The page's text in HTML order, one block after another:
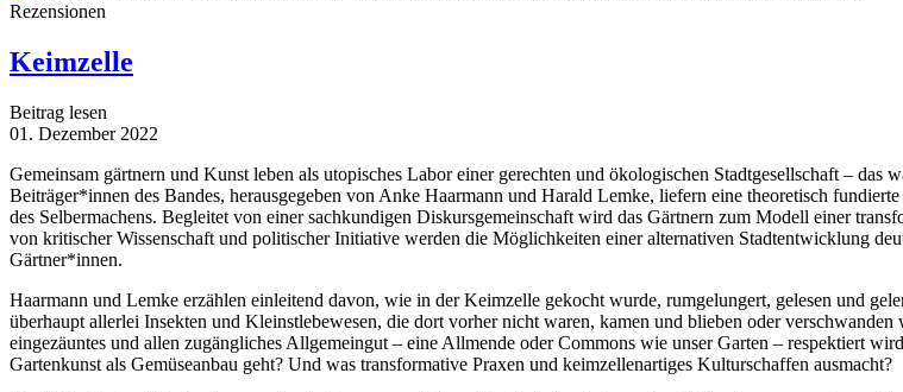
Rezensionen
Keimzelle
Beitrag lesen
01. Dezember 2022
Gemeinsam gärtnern und Kunst leben als utopisches Labor einer gerechten und ökologischen Stadtgesellschaft –
Beiträger*innen des Bandes, herausgegeben von Anke Haarmann und Harald Lemke, liefern eine theoretisch
des Selbermachens. Begleitet von einer sachkundigen Diskursgemeinschaft wird das Gärtnern zum Modell einer
von kritischer Wissenschaft und politischer Initiative werden die Möglichkeiten einer alternativen Stadtentwicklung
Gärtner*innen.
Haarmann und Lemke erzählen einleitend davon, wie in der Keimzelle gekocht wurde, rumgelungert, gelesen und
überhaupt allerlei Insekten und Kleinstlebewesen, die dort vorher nicht waren, kamen und blieben oder
eingezäuntes und allen zugängliches Allgemeingut – eine Allmende oder Commons wie unser Garten – respektiert
Gartenkunst als Gemüseanbau geht? Und was transformative Praxen und keimzellenartiges Kulturschaffen ausmacht?